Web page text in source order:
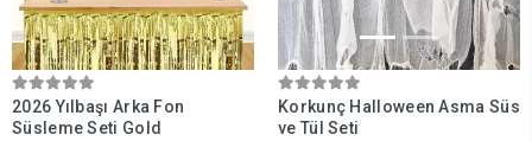
2026 Yılbaşı Arka Fon
Süsleme Seti Gold
Korkunç Halloween Asma Süs
ve Tül Seti